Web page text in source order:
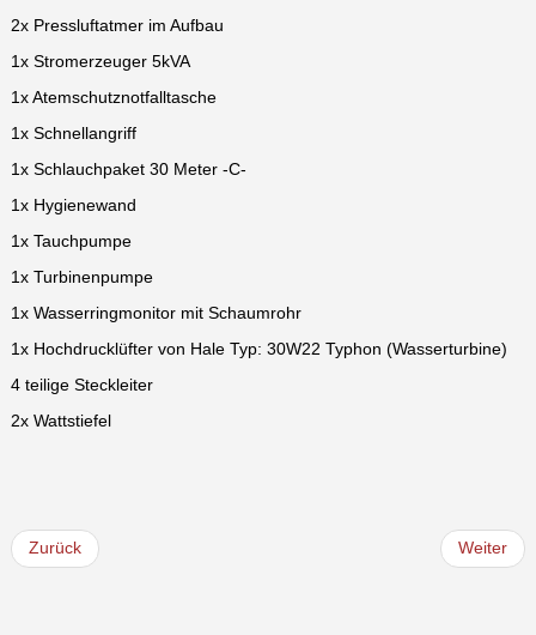
2x Pressluftatmer im Aufbau
1x Stromerzeuger 5kVA
1x Atemschutznotfalltasche
1x Schnellangriff
1x Schlauchpaket 30 Meter -C-
1x Hygienewand
1x Tauchpumpe
1x Turbinenpumpe
1x Wasserringmonitor mit Schaumrohr
1x Hochdrucklüfter von Hale Typ: 30W22 Typhon (Wasserturbine)
4 teilige Steckleiter
2x Wattstiefel
Zurück Weiter